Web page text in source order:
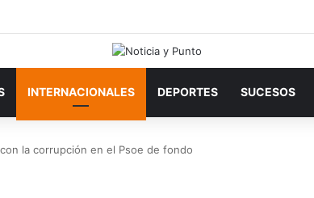
INTERNACIONALES DEPORTES SUCESOS
la corrupción en el Psoe de fondo